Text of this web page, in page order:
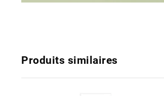
Produits similaires